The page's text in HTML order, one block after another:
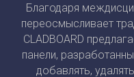
Благодаря
переосмысливает
CLADBOARD
панели,
добавлять,